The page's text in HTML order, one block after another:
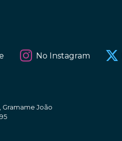
No Instagram
Gramame João